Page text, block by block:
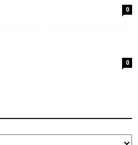
0
0